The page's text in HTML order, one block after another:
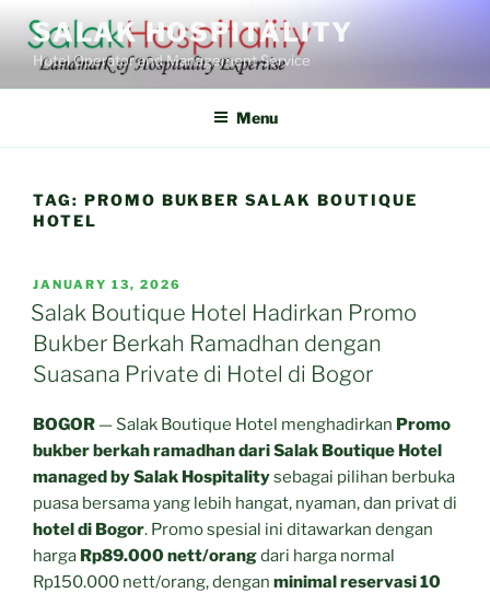
content
SALAK HOSPITALITY
Hotel Operator and Management Service
Menu
TAG: PROMO BUKBER SALAK BOUTIQUE
HOTEL
POSTED
ON
JANUARY 13, 2026
Salak Boutique Hotel Hadirkan Promo
Bukber Berkah Ramadhan dengan
Suasana Private di Hotel di Bogor
BOGOR — Salak Boutique Hotel menghadirkan Promo
bukber berkah ramadhan dari Salak Boutique Hotel
managed by Salak Hospitalitysebagai pilihan berbuka
puasa bersama yang lebih hangat, nyaman, dan privat di
hotel di Bogor. Promo spesial ini ditawarkan dengan
harga Rp89.000 nett/orangdari harga normal
Rp150.000 nett/orang, dengan minimal reservasi 10